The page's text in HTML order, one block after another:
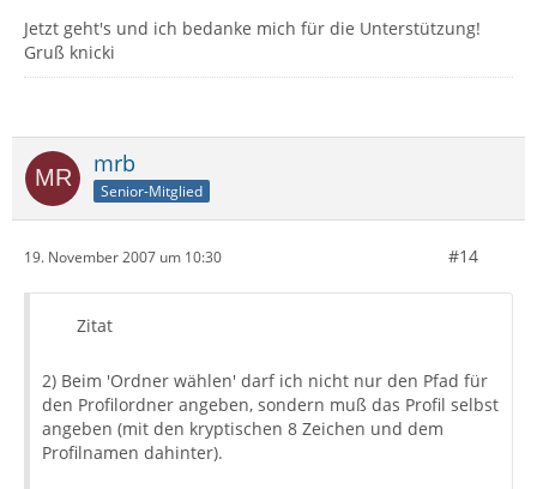
Jetzt geht's und ich bedanke mich für die Unterstützung!
Gruß knicki
mrb
Senior-Mitglied
19. November 2007 um 10:30 #14
Zitat
2) Beim 'Ordner wählen' darf ich nicht nur den Pfad für
den Profilordner angeben, sondern muß das Profil selbst
angeben (mit den kryptischen 8 Zeichen und dem
Profilnamen dahinter).